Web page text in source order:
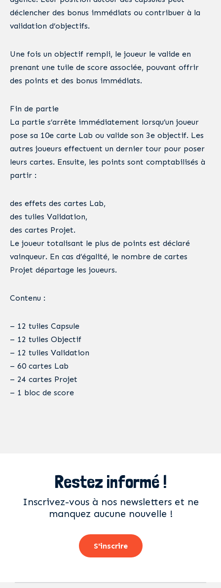
déclencher des bonus immédiats ou contribuer à la
validation d’objectifs.
Une fois un objectif rempli, le joueur le valide en
prenant une tuile de score associée, pouvant offrir
des points et des bonus immédiats.
Fin de partie
La partie s’arrête immédiatement lorsqu’un joueur
pose sa 10e carte Lab ou valide son 3e objectif. Les
autres joueurs effectuent un dernier tour pour poser
leurs cartes. Ensuite, les points sont comptabilisés à
partir :
des effets des cartes Lab,
des tuiles Validation,
des cartes Projet.
Le joueur totalisant le plus de points est déclaré
vainqueur. En cas d’égalité, le nombre de cartes
Projet départage les joueurs.
Contenu :
– 12 tuiles Capsule
– 12 tuiles Objectif
– 12 tuiles Validation
– 60 cartes Lab
– 24 cartes Projet
– 1 bloc de score
Restez informé !
Inscrivez-vous à nos newsletters et ne
manquez aucune nouvelle !
S'inscrire